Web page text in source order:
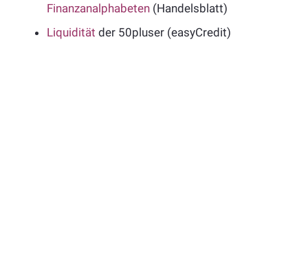
Finanzanalphabeten (Handelsblatt)
Liquidität der 50pluser (easyCredit)